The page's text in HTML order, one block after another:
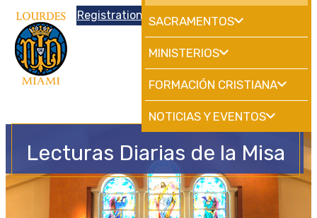
Donations Registration | School HdMiami
SACRAMENTOS
MINISTERIOS
FORMACIÓN CRISTIANA
NOTICIAS Y EVENTOS
Lecturas Diarias de la Misa